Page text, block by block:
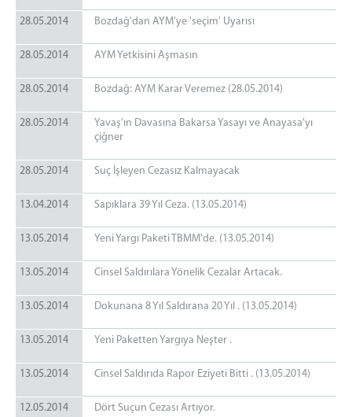
28.05.2014 Bozdağ'dan AYM'ye 'seçim' Uyarısı
28.05.2014 AYM Yetkisini Aşmasın
28.05.2014 Bozdağ: AYM Karar Veremez (28.05.2014)
28.05.2014
Yavaş'ın Davasına Bakarsa Yasayı ve Anayasa'yı
çiğner
28.05.2014 Suç İşleyen Cezasız Kalmayacak
13.04.2014 Sapıklara 39 Yıl Ceza. (13.05.2014)
13.05.2014 Yeni Yargı Paketi TBMM'de. (13.05.2014)
13.05.2014 Cinsel Saldırılara Yönelik Cezalar Artacak.
13.05.2014 Dokunana 8 Yıl Saldırana 20 Yıl . (13.05.2014)
13.05.2014 Yeni Paketten Yargıya Neşter .
13.05.2014 Cinsel Saldırıda Rapor Eziyeti Bitti . (13.05.2014)
12.05.2014 Dört Suçun Cezası Artıyor.